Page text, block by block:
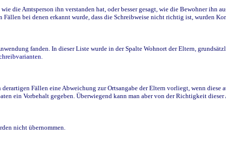
Amtsperson ihn verstanden hat, oder besser gesagt, wie die Bewohner ihn
bei denen erkannt wurde, dass die Schreibweise nicht richtig ist, wurden
fanden. In dieser Liste wurde in der Spalte Wohnort der Eltern,
Fällen eine Abweichung zur Ortsangabe der Eltern vorliegt, wenn diese
ein Vorbehalt gegeben. Überwiegend kann man aber von der Richtigkeit dieser
nicht übernommen.